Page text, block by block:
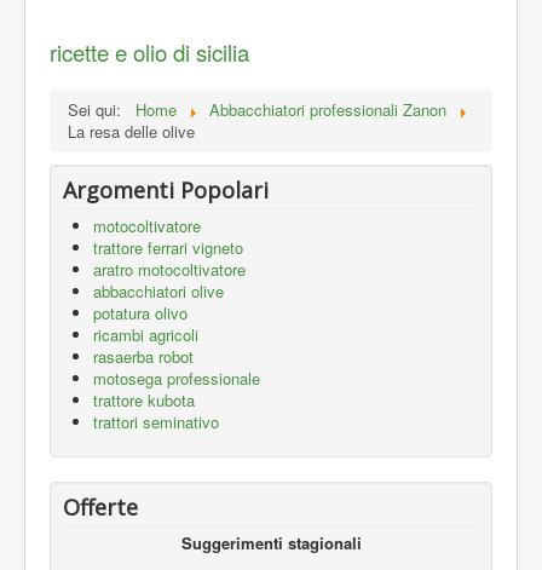
ricette e olio di sicilia
Sei qui: Home
Abbacchiatori professionali Zanon
La resa delle olive
Argomenti Popolari
motocoltivatore
trattore ferrari vigneto
aratro motocoltivatore
abbacchiatori olive
potatura olivo
ricambi agricoli
rasaerba robot
motosega professionale
trattore kubota
trattori seminativo
Offerte
Suggerimenti stagionali